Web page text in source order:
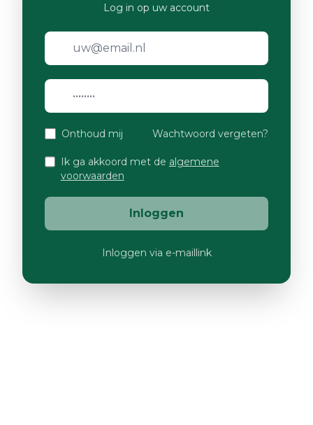
Log in op uw account
Onthoud mij Wachtwoord vergeten?
Ik ga akkoord met de algemene
voorwaarden
Inloggen
Inloggen via e-maillink